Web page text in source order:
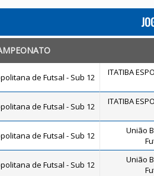
de Futsal - Sub 12 ITATIBA
de Futsal - Sub 12 ITATIBA
de Futsal - Sub 12
União
de Futsal - Sub 12
União